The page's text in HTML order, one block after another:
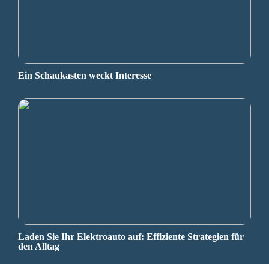
Ein Schaukasten weckt Interesse
Laden Sie Ihr Elektroauto auf: Effiziente Strategien für
den Alltag